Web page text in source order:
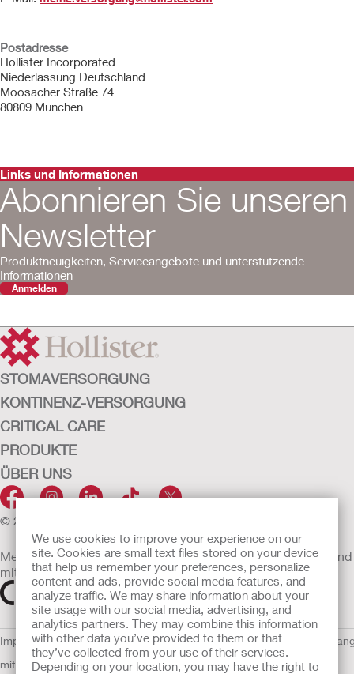
We use cookies to improve your experience on our
site. Cookies are small text files stored on your device
that help us remember your preferences, personalize
content and ads, provide social media features, and
analyze traffic. We may share information about your
site usage with our social media, advertising, and
analytics partners. They may combine this information
with other data you’ve provided to them or that
they’ve collected from your use of their services.
Depending on your location, you may have the right to
Postadresse
Hollister Incorporated
Niederlassung Deutschland
Moosacher Straße 74
80809 München
Links und Informationen
Abonnieren Sie unseren
Newsletter
Produktneuigkeiten, Serviceangebote und unterstützende
Informationen
Anmelden
STOMAVERSORGUNG
KONTINENZ-VERSORGUNG
CRITICAL CARE
PRODUKTE
ÜBER UNS
© 2026 Hollister Incorporated
Medizinprodukte, die innerhalb der EU vertrieben werden, sind
mit einem der folgenden Symbole gekennzeichnet
Impressum AGB Nutzungsbedingungen Datenschutzerklärung
mit CookiesEU Whistleblowern-Mitteilung